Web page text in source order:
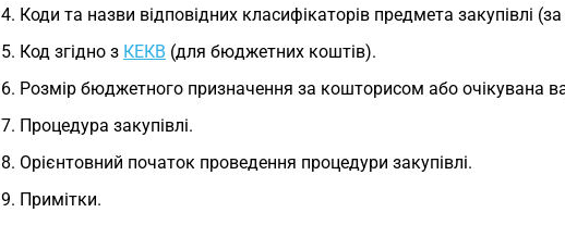
4. Коди та назви відповідних класифікаторів предмета закупівлі
5. Код згідно з КЕКВ (для бюджетних коштів).
6. Розмір бюджетного призначення за кошторисом або очікувана
7. Процедура закупівлі.
8. Орієнтовний початок проведення процедури закупівлі.
9. Примітки.